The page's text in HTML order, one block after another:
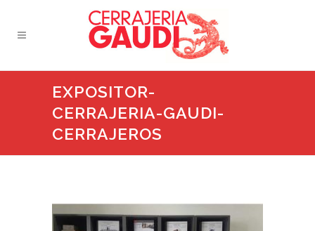
EXPOSITOR-
CERRAJERIA-GAUDI-
CERRAJEROS